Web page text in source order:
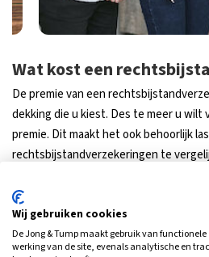
Wat kost een
De premie van een
dekking die u kiest. Des te meer u wilt
premie. Dit maakt het ook behoorlijk
rechtsbijstandverzekeringen te
uw gezin speelt namelijk ook een rol.
betaalt u uiteraard minder premie dan
heeft. Bent u veel onderweg voor uw
een hoop geschillen na schade en dit
Wij gebruiken cookies
De Jong & Tump maakt gebruik van
werking van de site, evenals analytische en